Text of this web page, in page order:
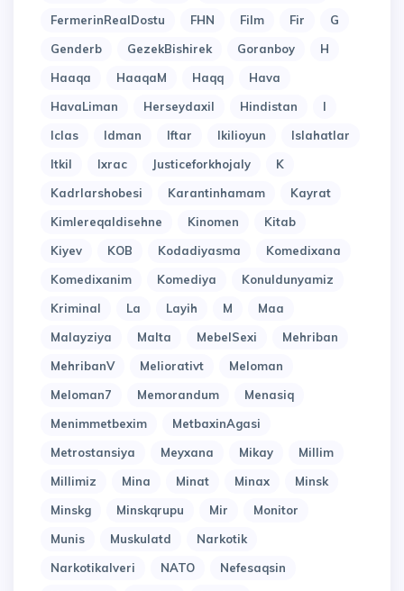
FermerinRealDostu
FHN Film Fir
G
Genderb
GezekBishirek Goranboy
H
Haaqa
HaaqaM Haqq
Hava
HavaLiman
Herseydaxil Hindistan
I
Iclas
Idman Iftar Ikilioyun
Islahatlar
Itkil
Ixrac Justiceforkhojaly
K
Kadrlarshobesi
Karantinhamam
Kayrat
Kimlereqaldisehne
Kinomen
Kitab
Kiyev
KOB Kodadiyasma
Komedixana
Komedixanim
Komediya
Konuldunyamiz
Kriminal
La Layih M
Maa
Malayziya
Malta MebelSexi
Mehriban
MehribanV
Meliorativt
Meloman
Meloman7
Memorandum
Menasiq
Menimmetbexim
MetbaxinAgasi
Metrostansiya
Meyxana Mikay
Millim
Millimiz
Mina Minat Minax
Minsk
Minskg
Minskqrupu Mir
Monitor
Munis
Muskulatd
Narkotik
Narkotikalveri
NATO
Nefesaqsin